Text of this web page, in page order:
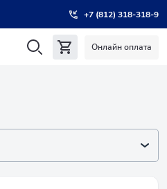
+7 (812) 318-318-9
Онлайн оплата